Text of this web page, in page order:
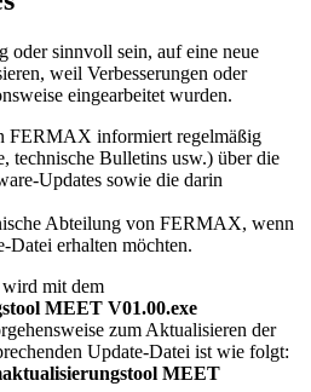
oder sinnvoll sein, auf eine neue
, weil Verbesserungen oder
eingearbeitet wurden.
FERMAX informiert regelmäßig
, technische Bulletins usw.) über die
-Updates sowie die darin
Abteilung von FERMAX, wenn
-Datei erhalten möchten.
wird mit dem
MEET V01.00.exe
zum Aktualisieren der
Update-Datei ist wie folgt:
MEET